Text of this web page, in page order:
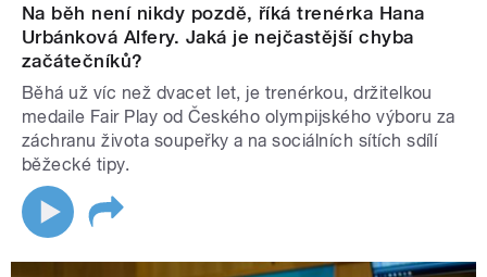
Na běh není nikdy pozdě, říká trenérka Hana
Urbánková Alfery. Jaká je nejčastější chyba
začátečníků?
Běhá už víc než dvacet let, je trenérkou, držitelkou
medaile Fair Play od Českého olympijského výboru za
záchranu života soupeřky a na sociálních sítích sdílí
běžecké tipy.